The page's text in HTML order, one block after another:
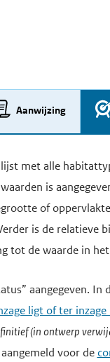
Aanwijzing
lijst met alle
is
of
is de relatieve
tot de waarde in
aangegeven. In
ligt of ter inzage
(in ontwerp
voor de